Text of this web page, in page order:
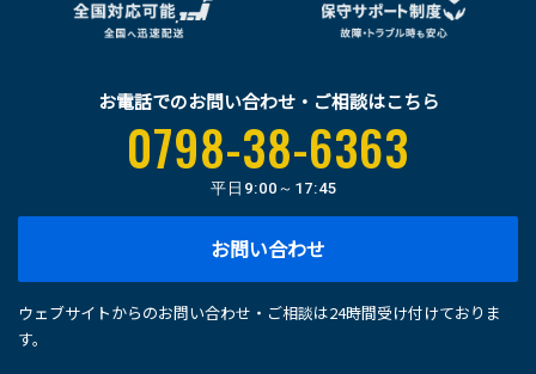
お電話でのお問い合わせ・ご相談はこちら
0798-38-6363
平日 9:00～17:45
お問い合わせ
ウェブサイトからのお問い合わせ・ご相談は24時間受け付けておりま
す。